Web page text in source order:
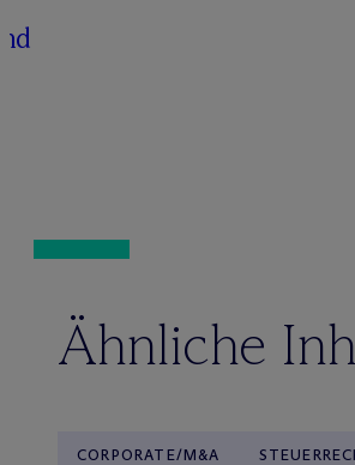
Ähnliche
CORPORATE/M&A